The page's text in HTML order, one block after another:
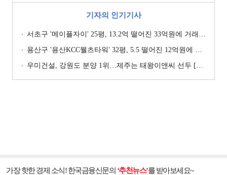
기자의 인기기사
서초구 '메이플자이' 25평, 13.2억 떨어진 33억원에 거래 [일일 하락가]
용산구 '용산KCC웰츠타워' 32평, 5.5 떨어진 12억원에 거래 [일일 하락가]
우미건설, 강원도 분양 1위…제주는 태왕이앤씨 선두 [이 지역 분양왕-강원·제주]
가장 핫한 경제 소식! 한국금융신문의 ‘추천뉴스’를 받아보세요~